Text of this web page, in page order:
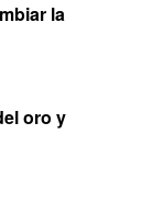
la
oro y